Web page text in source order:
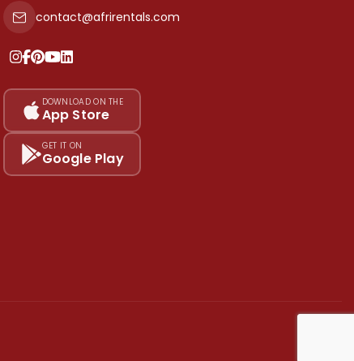
contact@afrirentals.com
DOWNLOAD ON THE
App Store
GET IT ON
Google Play